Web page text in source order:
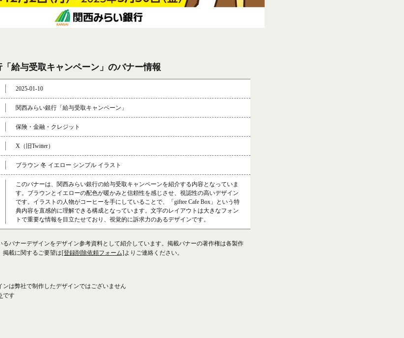
「給与受取キャンペーン」のバナー情報
2025-01-10
関西みらい銀行「給与受取キャンペーン」
保険・金融・クレジット
X（旧Twitter）
ブラウン 冬 イエロー シンプル イラスト
このバナーは、関西みらい銀行の給与受取キャンペーンを紹介する内容となっていま
す。ブラウンとイエローの配色が暖かみと信頼性を感じさせ、視認性の高いデザイン
です。イラストの人物がコーヒーを手にしていることで、「giftee Cafe Box」という特
典内容を直感的に理解できる構成となっています。文字のレイアウトは大きなフォン
トで重要な情報を目立たせており、視覚的に訴求力のあるデザインです。
るバナーデザインをデザイン参考資料として紹介しています。掲載バナーの著作権は各製作
掲載に関するご要望は[登録削除依頼フォーム]よりご連絡ください。
ンは弊社で制作したデザインではございません
です